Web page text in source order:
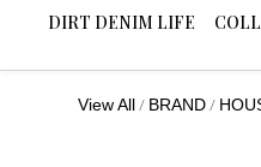
DIRT DENIM LIFE
View All / BRAND /